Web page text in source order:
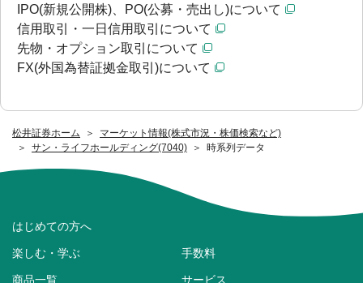
松井証券ホーム
マーケット情報(株式市況・株価検索など)
サン・ライフホールディング(7040)
時系列データ
IPO(新規公開株)、PO(公募・売出し)について
信用取引・一日信用取引について
先物・オプション取引について
FX(外国為替証拠金取引)について
はじめての方へ
楽しむ・学ぶ 手数料
商品一覧 サービス